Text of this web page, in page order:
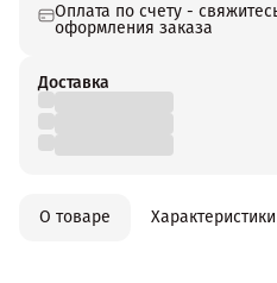
Оплата по счету -
оформления заказа
Доставка
О товаре Характеристики